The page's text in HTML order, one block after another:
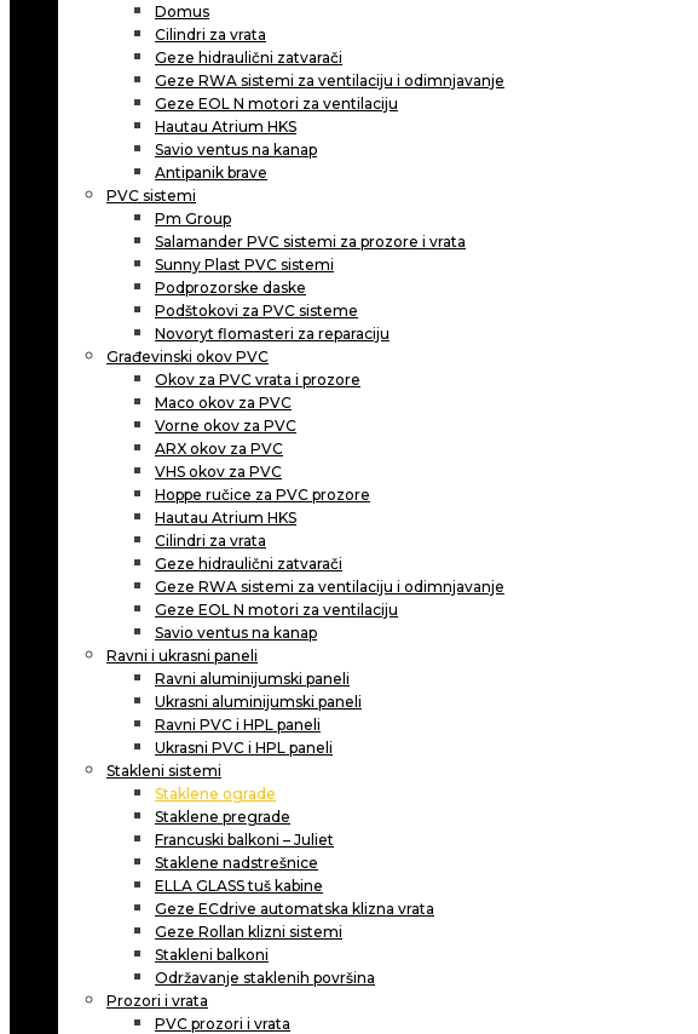
Domus
Cilindri za vrata
Geze hidraulični zatvarači
Geze RWA sistemi za ventilaciju i odimnjavanje
Geze EOL N motori za ventilaciju
Hautau Atrium HKS
Savio ventus na kanap
Antipanik brave
PVC sistemi
Pm Group
Salamander PVC sistemi za prozore i vrata
Sunny Plast PVC sistemi
Podprozorske daske
Podštokovi za PVC sisteme
Novoryt flomasteri za reparaciju
Građevinski okov PVC
Okov za PVC vrata i prozore
Maco okov za PVC
Vorne okov za PVC
ARX okov za PVC
VHS okov za PVC
Hoppe ručice za PVC prozore
Hautau Atrium HKS
Cilindri za vrata
Geze hidraulični zatvarači
Geze RWA sistemi za ventilaciju i odimnjavanje
Geze EOL N motori za ventilaciju
Savio ventus na kanap
Ravni i ukrasni paneli
Ravni aluminijumski paneli
Ukrasni aluminijumski paneli
Ravni PVC i HPL paneli
Ukrasni PVC i HPL paneli
Stakleni sistemi
Staklene ograde
Staklene pregrade
Francuski balkoni – Juliet
Staklene nadstrešnice
ELLA GLASS tuš kabine
Geze ECdrive automatska klizna vrata
Geze Rollan klizni sistemi
Stakleni balkoni
Održavanje staklenih površina
Prozori i vrata
PVC prozori i vrata